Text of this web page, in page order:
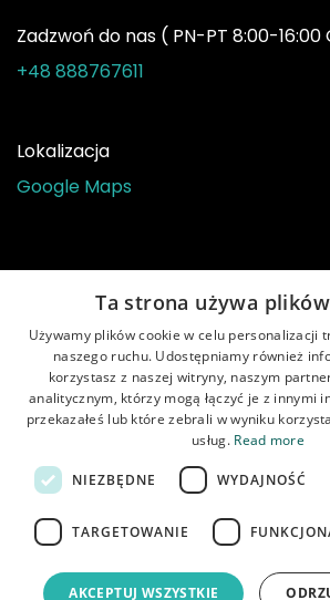
Zadzwoń do nas ( PN-PT 8:00-16:00
+48 888767611
Lokalizacja
Google Maps
Strona główna • Sklep •
Ta strona używa
Używamy plików cookie w celu personalizacji
naszego ruchu. Udostępniamy również
korzystasz z naszej witryny, naszym
analitycznym, którzy mogą łączyć je z innymi
przekazałeś lub które zebrali w wyniku
usług. Read more
NIEZBĘDNE WYDAJNOŚĆ
TARGETOWANIE
AKCEPTUJ WSZYSTKIE